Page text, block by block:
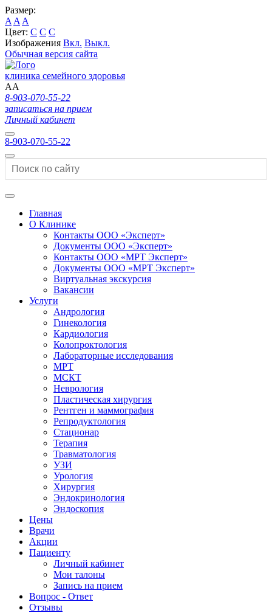
Размер:
A A A
Цвет: C C C
Изображения Вкл. Выкл.
Обычная версия сайта
клиника семейного здоровья
AA
8-903-070-55-22
записаться на прием
Личный кабинет
8-903-070-55-22
Главная
О Клинике
Контакты ООО «Эксперт»
Документы ООО «Эксперт»
Контакты ООО «МРТ Эксперт»
Документы ООО «МРТ Эксперт»
Виртуальная экскурсия
Вакансии
Услуги
Андрология
Гинекология
Кардиология
Колопроктология
Лабораторные исследования
МРТ
МСКТ
Неврология
Пластическая хирургия
Рентген и маммография
Репродуктология
Стационар
Терапия
Травматология
УЗИ
Урология
Хирургия
Эндокринология
Эндоскопия
Цены
Врачи
Акции
Пациенту
Личный кабинет
Мои талоны
Запись на прием
Вопрос - Ответ
Отзывы